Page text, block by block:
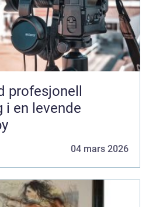
i en levende
04 mars 2026